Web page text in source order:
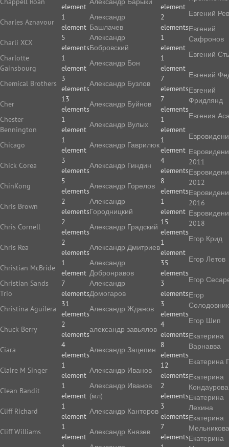
element
Charles Aznavour
1
element
Charli XCX
5
elements
Charlotte
Gainsbourg
1
element
Chemical Brothers
3
elements
Cher
13
elements
Chester
Bennington
1
element
Chicago
1
element
Chick Corea
3
elements
ChinKong
5
elements
Chris Brown
2
elements
Chris Cornell
2
elements
Chris Rea
2
elements
Christian McBride
1
element
Christian Sands
Trio
7
elements
Christina Aguilera
31
elements
Chuck Berry
2
elements
Ciara
4
elements
Claire M Singer
1
element
Clean Bandit
1
element
Cliff Richard
1
element
Cliff Williams
1
element
element
Александр
Башлачев
2
elements
Александр
Бобровский
1
element
Александр Бон
1
element
Александр Бузлов
7
elements
Александр Буйнов
7
elements
Александр Вулых
1
element
Александр Гаврилюк
1
element
Александр Гиндин
4
elements
Александр Горелов
8
elements
Александр
Городницкий
1
element
Александр Градский
15
elements
Александр Дмитриев
1
element
Александр
Добронравов
35
elements
Александр
Домогаров
3
elements
Александр Жданов
3
elements
александр завьялов
4
elements
Александр Зацепин
8
elements
Александр Иванов
12
elements
Александр Иванов
(мл)
2
elements
Александр Канторов
3
elements
Александр Князев
7
elements
Евгений
Евгений
Сафронов
Евгений
Евгений
Евгений
Фридлянд
Евгения
2011
2012
2016
2018
Егор Крид
Егор Летов
Егор
Егор
Егор Шип
Екатерина
Варнавва
Екатерина
Екатерина
Кондаурова
Екатерина
Лехина
Екатерина
Мельникова
Екатерина